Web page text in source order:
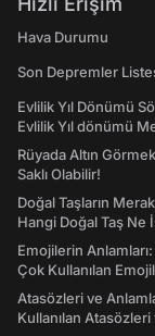
Hava Durumu
Son Depremler
Evlilik Yıl Dönümü
Evlilik Yıl dönümü
Rüyada Altın
Saklı Olabilir!
Doğal Taşların
Hangi Doğal Taş Ne
Emojilerin
Çok Kullanılan
Atasözleri ve
Kullanılan Atasözleri